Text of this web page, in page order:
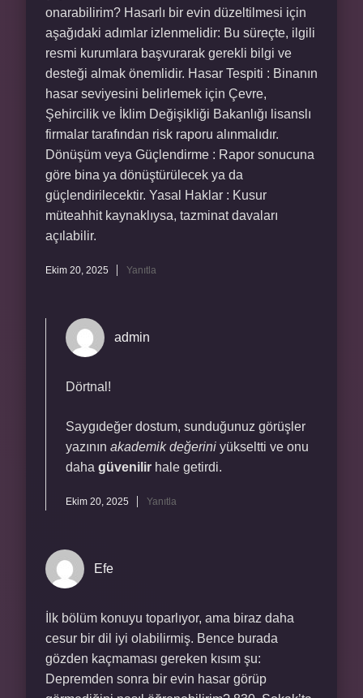
onarabilirim? Hasarlı bir evin düzeltilmesi için
aşağıdaki adımlar izlenmelidir: Bu süreçte, ilgili
resmi kurumlara başvurarak gerekli bilgi ve
desteği almak önemlidir. Hasar Tespiti : Binanın
hasar seviyesini belirlemek için Çevre,
Şehircilik ve İklim Değişikliği Bakanlığı lisanslı
firmalar tarafından risk raporu alınmalıdır.
Dönüşüm veya Güçlendirme : Rapor sonucuna
göre bina ya dönüştürülecek ya da
güçlendirilecektir. Yasal Haklar : Kusur
müteahhit kaynaklıysa, tazminat davaları
açılabilir.
Ekim 20, 2025 Yanıtla
admin
Dörtnal!
Saygıdeğer dostum, sunduğunuz görüşler
yazının akademik değerini yükseltti ve onu
daha güvenilir hale getirdi.
Ekim 20, 2025 Yanıtla
Efe
İlk bölüm konuyu toparlıyor, ama biraz daha
cesur bir dil iyi olabilirmiş. Bence burada
gözden kaçmaması gereken kısım şu:
Depremden sonra bir evin hasar görüp